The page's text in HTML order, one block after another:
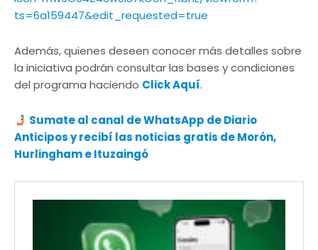
ts=6a159447&edit_requested=true
Además, quienes deseen conocer más detalles sobre
la iniciativa podrán consultar las bases y condiciones
del programa haciendo Click Aquí.
Sumate al canal de WhatsApp de Diario
Anticipos y recibí las noticias gratis de Morón,
Hurlingham e Ituzaingó